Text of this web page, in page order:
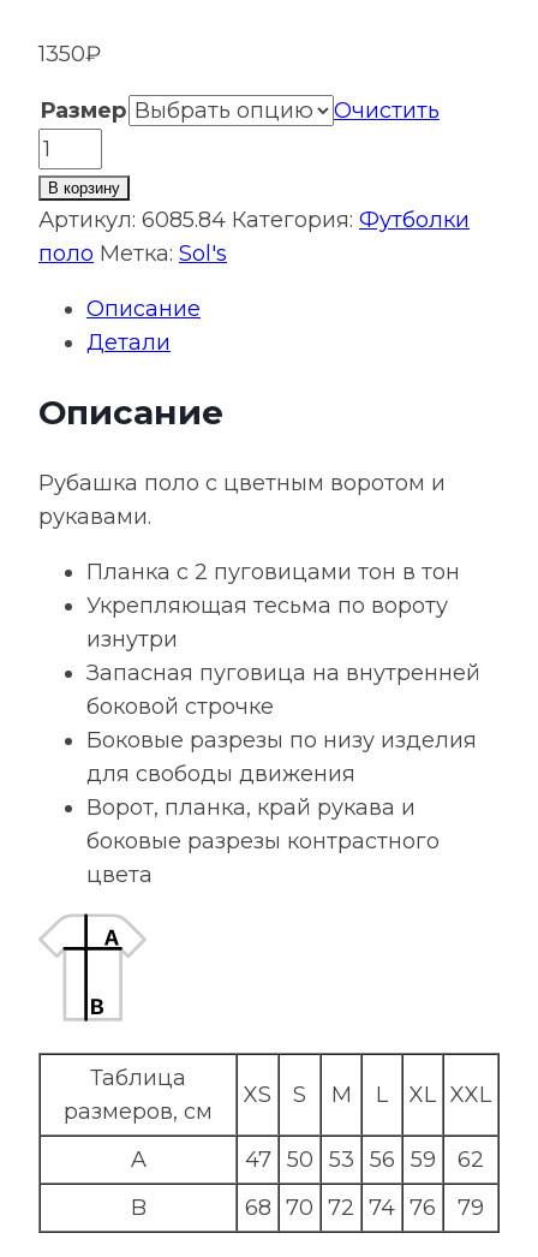
1350₽
Размер
Очистить
Количество
товара
Рубашка
поло
190,
желтая
темно-
В корзину
Артикул: 6085.84 Категория: Футболки
поло Метка: Sol's
Описание
Детали
Описание
Рубашка поло с цветным воротом и
рукавами.
Планка с 2 пуговицами тон в тон
Укрепляющая тесьма по вороту
изнутри
Запасная пуговица на внутренней
боковой строчке
Боковые разрезы по низу изделия
для свободы движения
Ворот, планка, край рукава и
боковые разрезы контрастного
цвета
Таблица
размеров, см
XS S M L XL XXL
A 47 50 53 56 59
62
B
68 70 72 74 76 79